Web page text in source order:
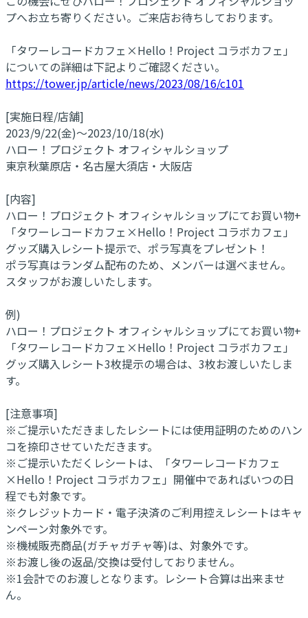
プへお立ち寄りください。ご来店お待ちしております。
「タワーレコードカフェ×Hello！Project コラボカフェ」
についての詳細は下記よりご確認ください。
https://tower.jp/article/news/2023/08/16/c101
[実施日程/店舗]
2023/9/22(金)～2023/10/18(水)
ハロー！プロジェクト オフィシャルショップ
東京秋葉原店・名古屋大須店・大阪店
[内容]
ハロー！プロジェクト オフィシャルショップにてお買い物+
「タワーレコードカフェ×Hello！Project コラボカフェ」
グッズ購入レシート提示で、ポラ写真をプレゼント！
ポラ写真はランダム配布のため、メンバーは選べません。
スタッフがお渡しいたします。
例)
ハロー！プロジェクト オフィシャルショップにてお買い物+
「タワーレコードカフェ×Hello！Project コラボカフェ」
グッズ購入レシート3枚提示の場合は、3枚お渡しいたしま
す。
[注意事項]
※ご提示いただきましたレシートには使用証明のためのハン
コを捺印させていただきます。
※ご提示いただくレシートは、「タワーレコードカフェ
×Hello！Project コラボカフェ」開催中であればいつの日
程でも対象です。
※クレジットカード・電子決済のご利用控えレシートはキャ
ンペーン対象外です。
※機械販売商品(ガチャガチャ等)は、対象外です。
※お渡し後の返品/交換は受付しておりません。
※1会計でのお渡しとなります。レシート合算は出来ませ
ん。